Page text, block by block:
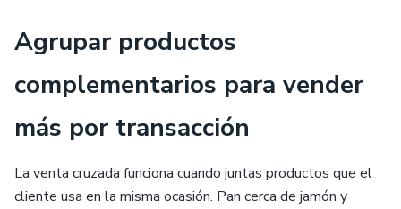
Agrupar productos
complementarios para vender
más por transacción
La venta cruzada funciona cuando juntas productos que el
cliente usa en la misma ocasión. Pan cerca de jamón y